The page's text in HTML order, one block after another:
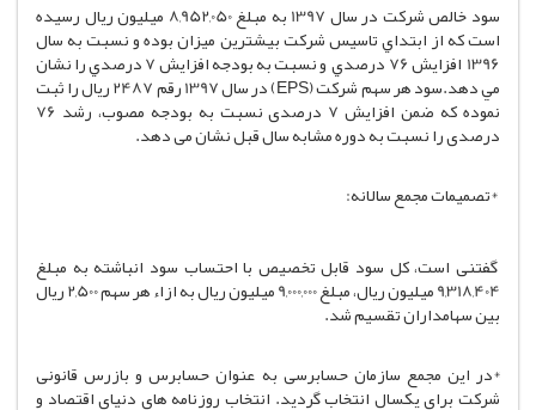
سود خالص شركت در سال 1397 به مبلغ 8,952,050 ميليون ريال رسيده
است كه از ابتداي تاسیس شركت بيشترين ميزان بوده و نسبت به سال
1396 افزايش 76 درصدي و نسبت به بودجه افزايش 7 درصدي را نشان
مي دهد.سود هر سهم شرکت (EPS) در سال 1397 رقم 2487 ریال را ثبت
نموده که ضمن افزایش 7 درصدی نسبت به بودجه مصوب، رشد 76
درصدی را نسبت به دوره مشابه سال قبل نشان می دهد.
*تصمیمات مجمع سالانه:
گفتنی است، کل سود قابل تخصیص با احتساب سود انباشته به مبلغ
9,318,404 میلیون ریال، مبلغ 9,000,000 میلیون ریال به ازاء هر سهم 2,500 ریال
بین سهامداران تقسیم شد.
*در این مجمع سازمان حسابرسی به عنوان حسابرس و بازرس قانونی
شرکت برای یکسال انتخاب گردید. انتخاب روزنامه های دنیای اقتصاد و